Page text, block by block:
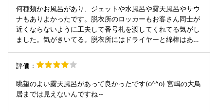
きありがとうございます。 皆さんの美味しいご飯や素敵な場
所を訪問する きっかけになれば幸いです☺️ いいね！頂ける
と励みになります！ ------------------------------------------
----------------------
何種類かお風呂があり、ジェットや水風呂や露天風呂やサウ
ナもありよかったです。脱衣所のロッカーもお客さん同士が
近くならないように工夫して番号札を渡してくれてる気がし
ました。気がきいてる。脱衣所にはドライヤーと綿棒はあり
した。駐車場は道を挟んだ所に広いのがあります。2階に眺
めの良いテラスがあります。
評価：
眺望のよい露天風呂があって良かったです(o^^o) 宮嶋の大鳥
居までは見えないんですね～